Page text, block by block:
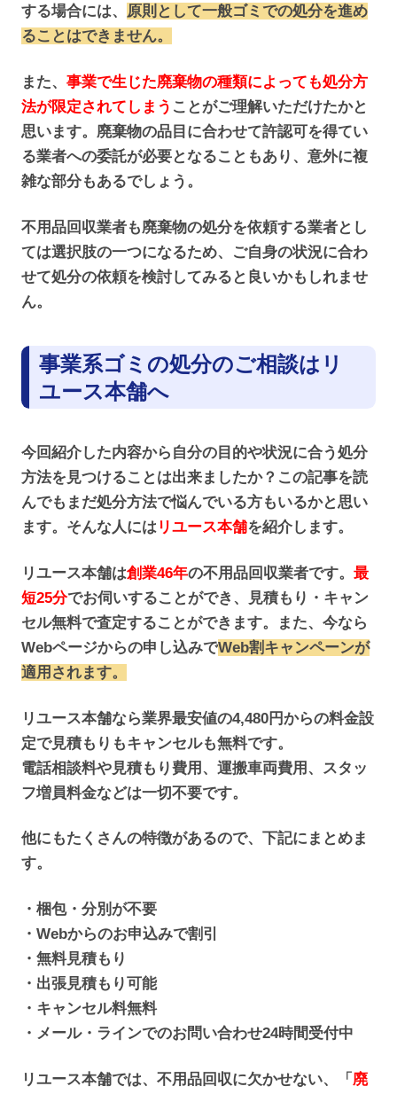
する場合には、 原則として一般ゴミでの処分を進め
ることはできません。
また、 事業で生じた廃棄物の種類によっても処分方
法が限定されてしまう ことがご理解いただけたかと
思います。廃棄物の品目に合わせて許認可を得てい
る業者への委託が必要となることもあり、意外に複
雑な部分もあるでしょう。
不用品回収業者も廃棄物の処分を依頼する業者とし
ては選択肢の一つになるため、ご自身の状況に合わ
せて処分の依頼を検討してみると良いかもしれませ
ん。
事業系ゴミの処分のご相談はリ
ユース本舗へ
今回紹介した内容から自分の目的や状況に合う処分
方法を見つけることは出来ましたか？この記事を読
んでもまだ処分方法で悩んでいる方もいるかと思い
ます。そんな人には リユース本舗を紹介します。
リユース本舗は創業46年の不用品回収業者です。 最
短25分でお伺いすることができ、見積もり・キャン
セル無料で査定することができます。また、今なら
Webページからの申し込みでWeb割キャンペーンが
適用されます。
リユース本舗なら業界最安値の4,480円からの料金設
定で見積もりもキャンセルも無料です。
電話相談料や見積もり費用、運搬車両費用、スタッ
フ増員料金などは一切不要です。
他にもたくさんの特徴があるので、下記にまとめま
す。
・梱包・分別が不要
・Webからのお申込みで割引
・無料見積もり
・出張見積もり可能
・キャンセル料無料
・メール・ラインでのお問い合わせ24時間受付中
リユース本舗では、不用品回収に欠かせない、「 廃